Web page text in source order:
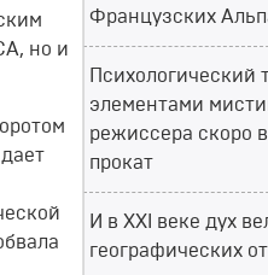
но и
Французских
Психологический
элементами
режиссера скоро
прокат
И в XXI веке дух
географических